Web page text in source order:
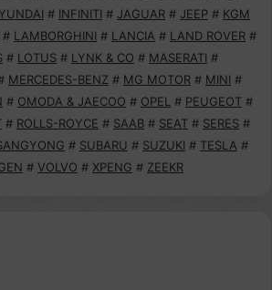
# INFINITI # JAGUAR # JEEP # KGM
# LAMBORGHINI # LANCIA # LAND ROVER #
# LOTUS # LYNK & CO # MASERATI #
MERCEDES-BENZ # MG MOTOR # MINI #
# OMODA & JAECOO # OPEL # PEUGEOT #
# ROLLS-ROYCE # SAAB # SEAT # SERES #
# SUBARU # SUZUKI # TESLA #
# VOLVO # XPENG # ZEEKR